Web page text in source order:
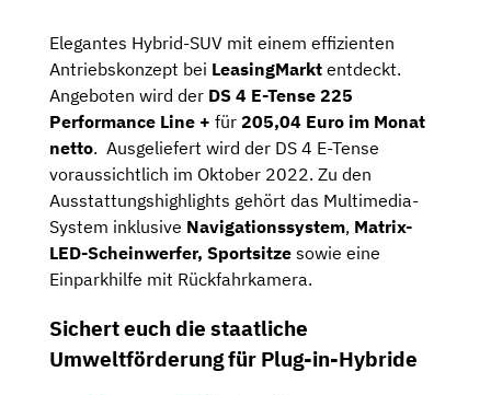
Elegantes Hybrid-SUV mit einem effizienten
Antriebskonzept bei LeasingMarkt entdeckt.
Angeboten wird der DS 4 E-Tense 225
Performance Line + für 205,04 Euro im Monat
netto. Ausgeliefert wird der DS 4 E-Tense
voraussichtlich im Oktober 2022. Zu den
Ausstattungshighlights gehört das Multimedia-
System inklusive Navigationssystem, Matrix-
LED-Scheinwerfer, Sportsitze sowie eine
Einparkhilfe mit Rückfahrkamera.
Sichert euch die staatliche
Umweltförderung für Plug-in-Hybride